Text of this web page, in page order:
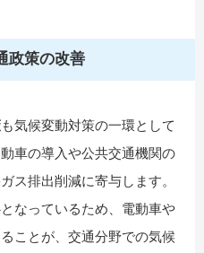
政策の改善
も気候変動対策の一環として
車の導入や公共交通機関の
ス排出削減に寄与します。
なっているため、電動車や
ことが、交通分野での気候